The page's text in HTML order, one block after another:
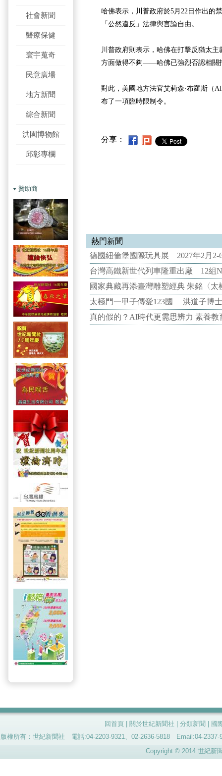
社會新聞
醫療保健
寰宇蒐奇
民意廣場
地方新聞
綜合新聞
洪園博物館
邱彰專欄
贊助商
哈佛表示，川普政府於5月22日作出的
「公然違反」法律與言論自由。
川普政府則表示，哈佛在打擊反猶太
方面做得不夠——哈佛已強烈否認相關
對此，美國地方法官艾莉森·布羅斯（
布了一項臨時限制令。
分享：
熱門新聞
德國紐倫堡國際玩具展 2027年2月2-
台灣高鐵新世代列車隆重出廠 12組
國家典藏再添臺灣雕塑經典 朱銘〈
太極門一甲子傳愛123國 洪道子博
真的假的？AI時代更需思辨力 素養
回首頁 關於世紀新聞社 分類新聞
國
版權所有：世紀新聞社 電話:04-2203-9321、02-2636-5818 Email:04-
Copyright © 2014 世紀新